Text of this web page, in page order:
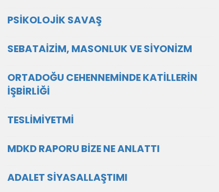
PSİKOLOJİK SAVAŞ
SEBATAİZİM, MASONLUK VE SİYONİZM
ORTADOĞU CEHENNEMİNDE KATİLLERİN
İŞBİRLİĞİ
TESLİMİYETMİ
MDKD RAPORU BİZE NE ANLATTI
ADALET SİYASALLAŞTIMI